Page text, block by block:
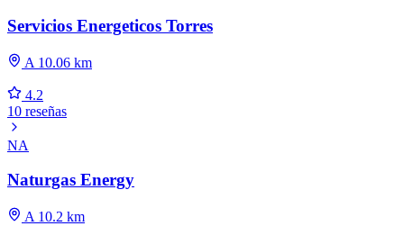
Servicios Energeticos Torres
A 10.06 km
4.2
10 reseñas
NA
Naturgas Energy
A 10.2 km